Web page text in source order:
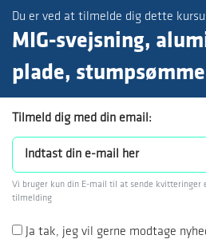
Du er ved at tilmelde dig dette
MIG-svejsning,
plade, stumpsømme
Tilmeld dig med din email:
Vi bruger kun din E-mail til at sende
tilmelding
Ja tak, jeg vil gerne modtage